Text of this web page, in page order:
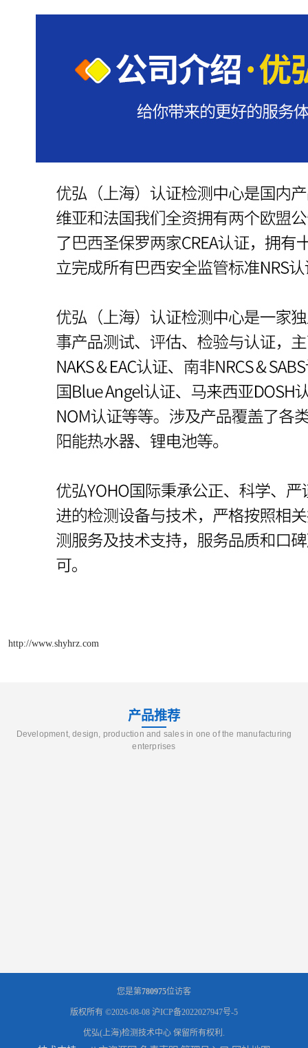
http://www.shyhrz.com
产品推荐
Development, design, production and sales in one of the manufacturing
enterprises
您是第780975位访客
版权所有 ©2026-08-08 沪ICP备2022027947号-5
优弘(上海)检测技术中心 保留所有权利.